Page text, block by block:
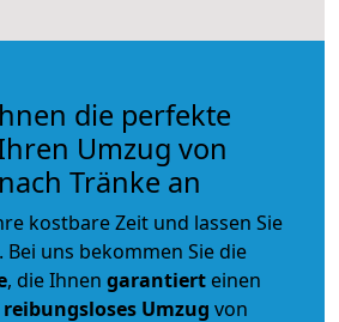
die perfekte
Umzug von
Tränke an
kostbare Zeit und lassen Sie
uns bekommen Sie die
, die Ihnen garantiert einen
reibungsloses Umzug von